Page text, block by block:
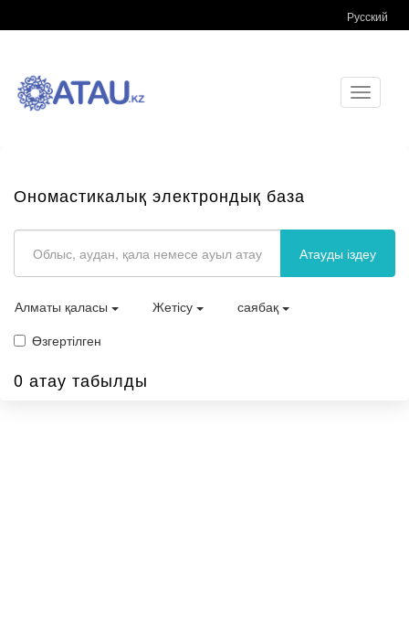
Русский
Toggle
Ономастикалық электрондық база
Атауды іздеу
Алматы қаласы Жетісу
саябақ
Өзгертілген
0 атау табылды